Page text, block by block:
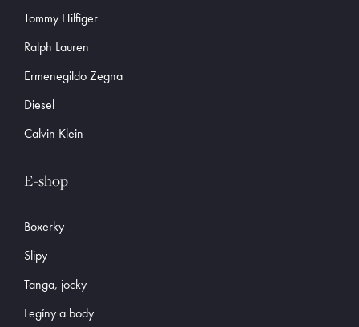
Tommy Hilfiger
Ralph Lauren
Ermenegildo Zegna
Diesel
Calvin Klein
E-shop
Boxerky
Slipy
Tanga, jocky
Legíny a body